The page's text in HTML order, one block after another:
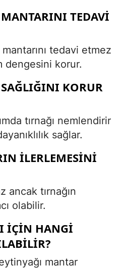
TEDAVI
tedavi etmez
dengesini korur.
KORUR
tırnağı nemlendirir
sağlar.
ILERLEMESINI
ancak tırnağın
olabilir.
IÇIN HANGI
mantar